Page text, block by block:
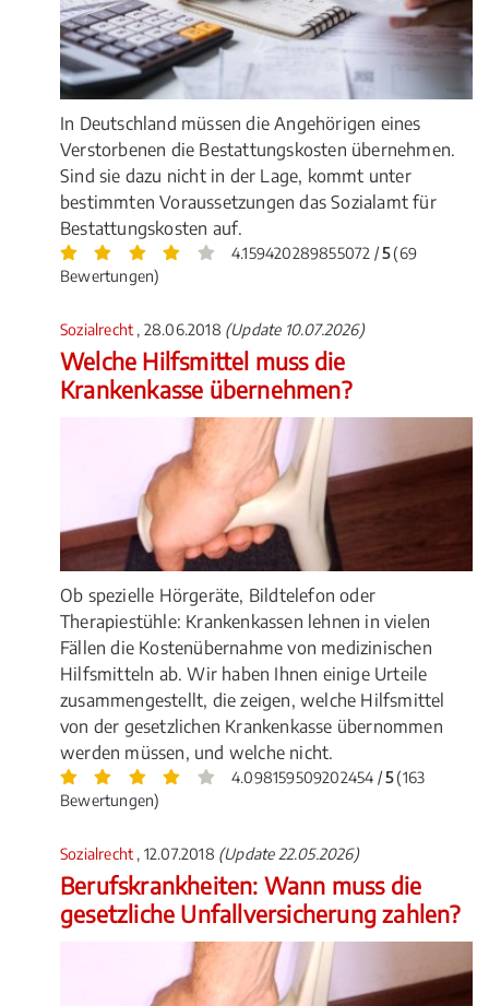
In Deutschland müssen die Angehörigen eines
Verstorbenen die Bestattungskosten übernehmen.
Sind sie dazu nicht in der Lage, kommt unter
bestimmten Voraussetzungen das Sozialamt für
Bestattungskosten auf.
4.159420289855072 /5(69
Bewertungen)
Sozialrecht , 28.06.2018 (Update 10.07.2026)
Welche Hilfsmittel muss die
Krankenkasse übernehmen?
Ob spezielle Hörgeräte, Bildtelefon oder
Therapiestühle: Krankenkassen lehnen in vielen
Fällen die Kostenübernahme von medizinischen
Hilfsmitteln ab. Wir haben Ihnen einige Urteile
zusammengestellt, die zeigen, welche Hilfsmittel
von der gesetzlichen Krankenkasse übernommen
werden müssen, und welche nicht.
4.098159509202454 /5(163
Bewertungen)
Sozialrecht , 12.07.2018 (Update 22.05.2026)
Berufskrankheiten: Wann muss die
gesetzliche Unfallversicherung zahlen?